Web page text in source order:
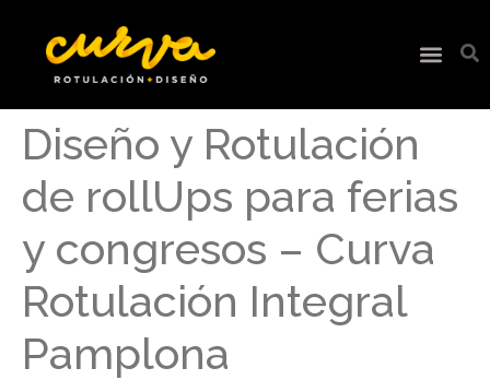
Diseño y Rotulación
de rollUps para ferias
y congresos – Curva
Rotulación Integral
Pamplona